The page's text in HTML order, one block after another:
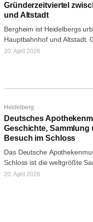
Gründerzeitviertel
und Altstadt
Bergheim ist Heidelbergs
Hauptbahnhof und Altstadt.
Cafés, Universitätsgebäude
20. April 2026
Heidelberg
Deutsches
Geschichte, Sammlung
Besuch im Schloss
Das Deutsche
Schloss ist die weltgrößte
Pharmaziegeschichte. Neun
20. April 2026